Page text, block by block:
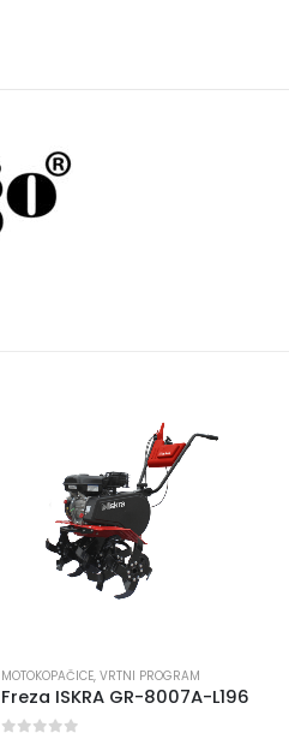
MOTOKOPAČICE, VRTNI PROGRAM
Freza ISKRA GR-8007A-L196